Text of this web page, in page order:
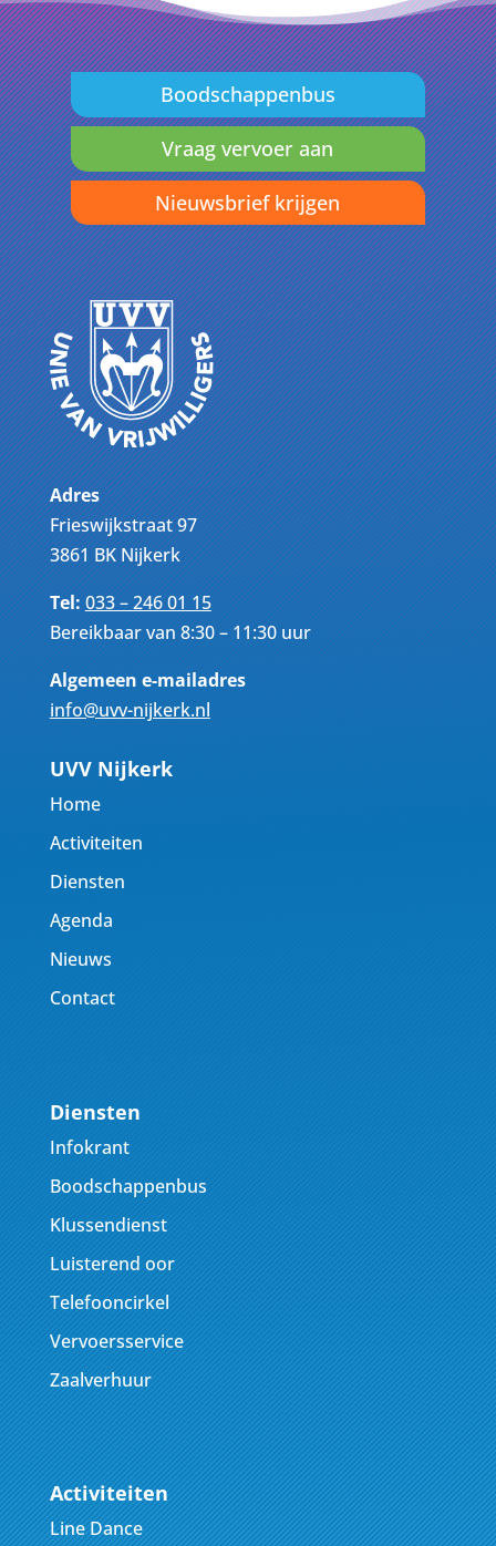
Boodschappenbus
Vraag vervoer aan
Nieuwsbrief krijgen
Adres
Frieswijkstraat 97
3861 BK Nijkerk
Tel:033 – 246 01 15
Bereikbaar van 8:30 – 11:30 uur
Algemeen e-mailadres
info@uvv-nijkerk.nl
UVV Nijkerk
Home
Activiteiten
Diensten
Agenda
Nieuws
Contact
Diensten
Infokrant
Boodschappenbus
Klussendienst
Luisterend oor
Telefooncirkel
Vervoersservice
Zaalverhuur
Activiteiten
Line Dance